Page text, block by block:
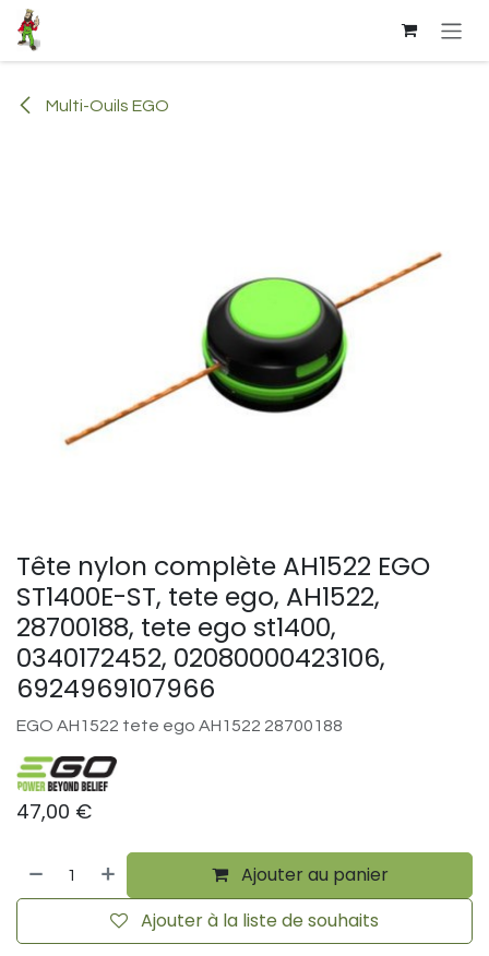
Se rendre au contenu
Multi-Ouils EGO
Tête nylon complète AH1522 EGO
ST1400E-ST, tete ego, AH1522,
28700188, tete ego st1400,
0340172452, 02080000423106,
6924969107966
EGO AH1522 tete ego AH1522 28700188
47,00 €
Ajouter au panier
Ajouter à la liste de souhaits